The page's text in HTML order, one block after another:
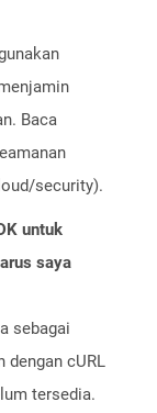
Baca
security).
untuk
saya
sebagai
dengan cURL
tersedia.